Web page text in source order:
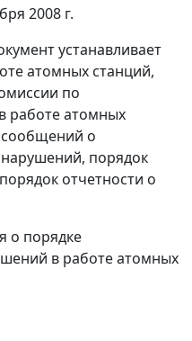
2008 г.
устанавливает
атомных станций,
по
работе атомных
сообщений о
порядок
отчетности о
о порядке
в работе атомных